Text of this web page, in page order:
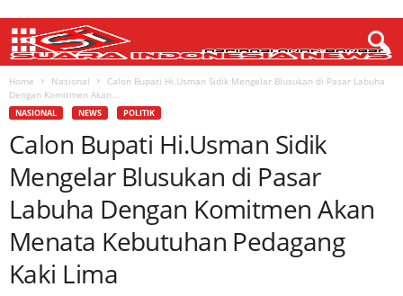
Home Nasional
Calon Bupati Hi.Usman Sidik Mengelar Blusukan di Pasar Labuha
Dengan Komitmen Akan...
NASIONAL NEWS POLITIK
Calon Bupati Hi.Usman Sidik
Mengelar Blusukan di Pasar
Labuha Dengan Komitmen Akan
Menata Kebutuhan Pedagang
Kaki Lima